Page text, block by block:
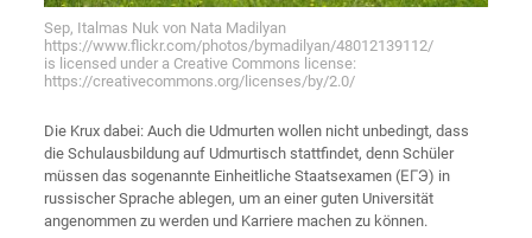
Sep, Italmas Nuk von Nata Madilyan
https://www.flickr.com/photos/bymadilyan/48012139112/
is licensed under a Creative Commons license:
https://creativecommons.org/licenses/by/2.0/
Die Krux dabei: Auch die Udmurten wollen nicht unbedingt, dass
die Schulausbildung auf Udmurtisch stattfindet, denn Schüler
müssen das sogenannte Einheitliche Staatsexamen (ЕГЭ) in
russischer Sprache ablegen, um an einer guten Universität
angenommen zu werden und Karriere machen zu können.